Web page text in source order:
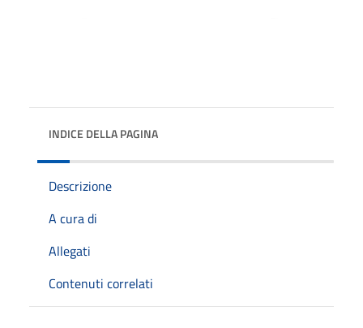
INDICE DELLA PAGINA
Descrizione
A cura di
Allegati
Contenuti correlati